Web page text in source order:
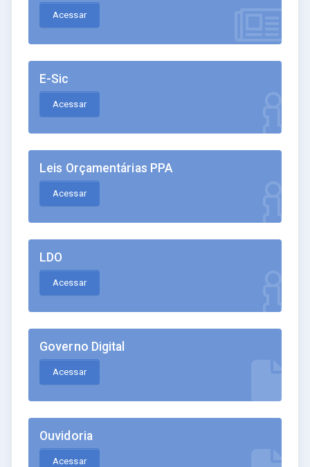
Acessar
E-Sic
Acessar
Leis Orçamentárias PPA
Acessar
LDO
Acessar
Governo Digital
Acessar
Ouvidoria
Acessar